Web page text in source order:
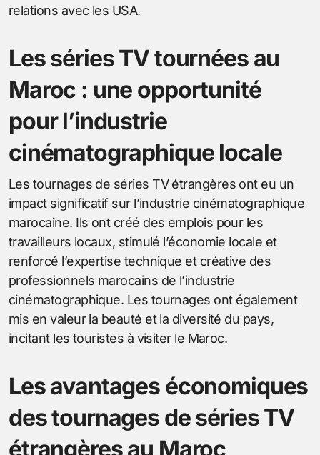
relations avec les USA.
Les séries TV tournées au
Maroc : une opportunité
pour l’industrie
cinématographique locale
Les tournages de séries TV étrangères ont eu un
impact significatif sur l’industrie cinématographique
marocaine. Ils ont créé des emplois pour les
travailleurs locaux, stimulé l’économie locale et
renforcé l’expertise technique et créative des
professionnels marocains de l’industrie
cinématographique. Les tournages ont également
mis en valeur la beauté et la diversité du pays,
incitant les touristes à visiter le Maroc.
Les avantages économiques
des tournages de séries TV
étrangères au Maroc